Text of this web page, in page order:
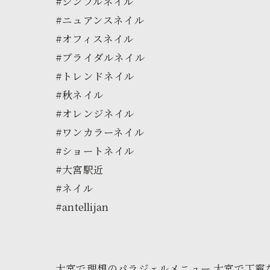
#ニュアンスネイル
#オフィスネイル
#ブライダルネイル
#トレンドネイル
#秋ネイル
#オレンジネイル
#ワンカラーネイル
#ショートネイル
#大宮駅近
#ネイル
#antellijan